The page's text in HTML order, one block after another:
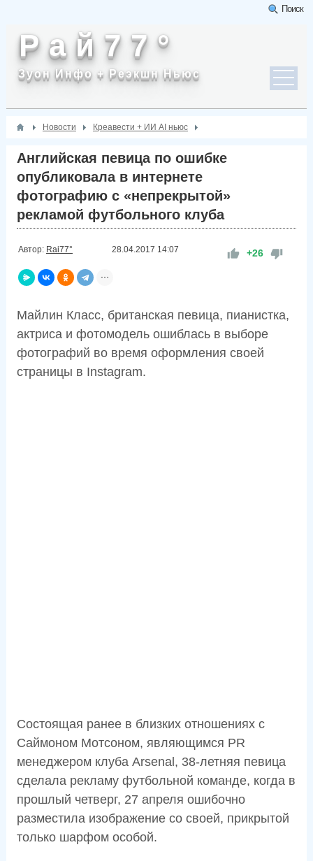
Поиск
Р а й 7 7 °
Зуон Инфо + Реэкшн Ньюс
Новости Креавести + ИИ AI ньюс
Английская певица по ошибке
опубликовала в интернете
фотографию с «непрекрытой»
рекламой футбольного клуба
Автор: Rai77° 28.04.2017 14:07 +26
Майлин Класс, британская певица, пианистка,
актриса и фотомодель ошиблась в выборе
фотографий во время оформления своей
страницы в Instagram.
Состоящая ранее в близких отношениях с
Саймоном Мотсоном, являющимся PR
менеджером клуба Arsenal, 38-летняя певица
сделала рекламу футбольной команде, когда в
прошлый четверг, 27 апреля ошибочно
разместила изображение со своей, прикрытой
только шарфом особой.